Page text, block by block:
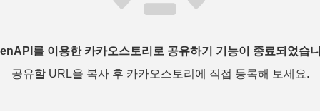
를 이용한 카카오스토리로 공유하기 기능이 종료되었습
공유할 URL을 복사 후 카카오스토리에 직접 등록해 보세요.